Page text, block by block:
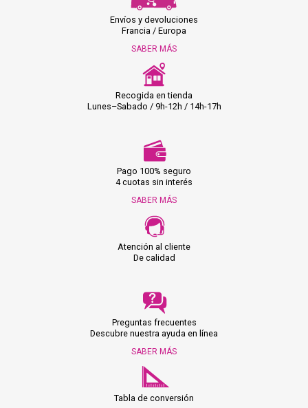
Envíos y devoluciones
Francia / Europa
SABER MÁS
Recogida en tienda
Lunes–Sabado / 9h-12h / 14h-17h
Pago 100% seguro
4 cuotas sin interés
SABER MÁS
Atención al cliente
De calidad
Preguntas frecuentes
Descubre nuestra ayuda en línea
SABER MÁS
Tabla de conversión